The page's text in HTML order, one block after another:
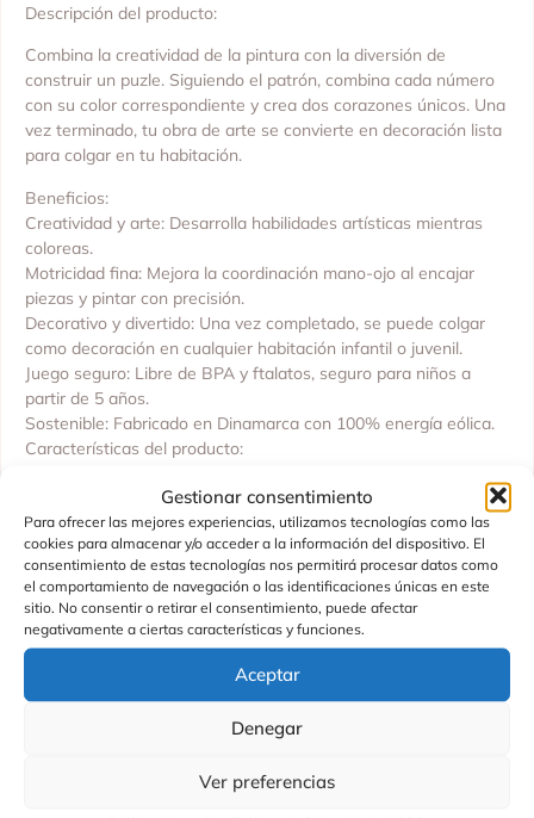
Gestionar consentimiento
Para ofrecer las mejores experiencias, utilizamos tecnologías como las
cookies para almacenar y/o acceder a la información del dispositivo. El
consentimiento de estas tecnologías nos permitirá procesar datos como
el comportamiento de navegación o las identificaciones únicas en este
sitio. No consentir o retirar el consentimiento, puede afectar
negativamente a ciertas características y funciones.
Aceptar
Denegar
Ver preferencias
Descripción del producto:
Combina la creatividad de la pintura con la diversión de
construir un puzle. Siguiendo el patrón, combina cada número
con su color correspondiente y crea dos corazones únicos. Una
vez terminado, tu obra de arte se convierte en decoración lista
para colgar en tu habitación.
Beneficios:
Creatividad y arte: Desarrolla habilidades artísticas mientras
coloreas.
Motricidad fina: Mejora la coordinación mano-ojo al encajar
piezas y pintar con precisión.
Decorativo y divertido: Una vez completado, se puede colgar
como decoración en cualquier habitación infantil o juvenil.
Juego seguro: Libre de BPA y ftalatos, seguro para niños a
partir de 5 años.
Sostenible: Fabricado en Dinamarca con 100% energía eólica.
Características del producto:
Medidas del embalaje: 16,3 x 16,3 x 4,5 cm.
Limpieza: Puede lavarse en lavadora o lavavajillas dentro de
una bolsa de malla (máx. 90ºC).
Edad recomendada: A partir de 5 años
Fabricado en: Dinamarca
Productos Relacionados